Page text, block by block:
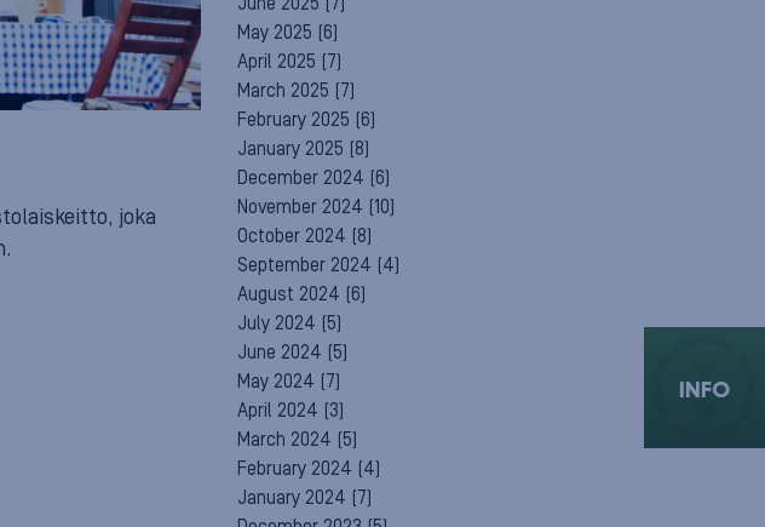
May 2025 (6)
April 2025 (7)
March 2025 (7)
February 2025 (6)
January 2025 (8)
December 2024 (6)
November 2024 (10)
October 2024 (8)
September 2024 (4)
August 2024 (6)
July 2024 (5)
June 2024 (5)
May 2024 (7)
April 2024 (3)
March 2024 (5)
February 2024 (4)
January 2024 (7)
joka
INFO